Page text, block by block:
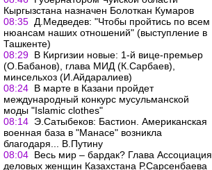
Кыргызстана назначен Болоткан Кумаров
08:35 Д.Медведев: "Чтобы пройтись по всем
нюансам наших отношений" (выступление в
Ташкенте)
08:29 В Киргизии новые: 1-й вице-премьер
(О.Бабанов), глава МИД (К.Сарбаев),
минсельхоз (И.Айдаралиев)
08:24 В марте в Казани пройдет
международный конкурс мусульманской
моды "Islamic clothes"
08:14 Э.Сатыбеков: Бастион. Американская
военная база в "Манасе" возникла
благодаря... В.Путину
08:04 Весь мир – бардак? Глава Ассоциация
деловых женщин Казахстана Р.Сарсенбаева